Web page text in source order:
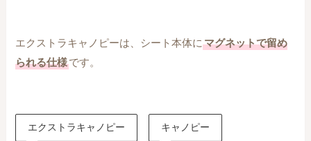
エクストラキャノピーは、シート本体にマグネットで留め
られる仕様です。
エクストラキャノピー キャノピー